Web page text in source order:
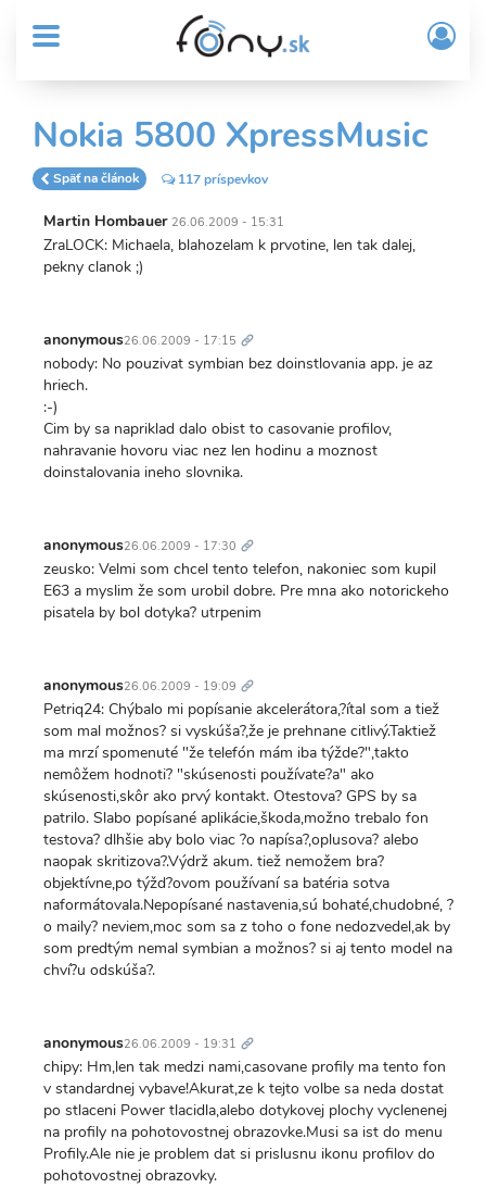
obsah
MENU
Sub
Header
menu
User
account
menu
/
Nokia 5800 XpressMusic
Späť na článok 117 príspevkov
Martin Hombauer 26.06.2009 - 15:31
ZraLOCK: Michaela, blahozelam k prvotine, len tak dalej,
pekny clanok ;)
anonymous26.06.2009 - 17:15 odkaz
nobody: No pouzivat symbian bez doinstlovania app. je az
hriech.
:-)
Cim by sa napriklad dalo obist to casovanie profilov,
nahravanie hovoru viac nez len hodinu a moznost
doinstalovania ineho slovnika.
anonymous26.06.2009 - 17:30 odkaz
zeusko: Velmi som chcel tento telefon, nakoniec som kupil
E63 a myslim že som urobil dobre. Pre mna ako notorickeho
pisatela by bol dotyka? utrpenim
anonymous26.06.2009 - 19:09 odkaz
Petriq24: Chýbalo mi popísanie akcelerátora,?ítal som a tiež
som mal možnos? si vyskúša?,že je prehnane citlivý.Taktiež
ma mrzí spomenuté "že telefón mám iba týžde?",takto
nemôžem hodnoti? "skúsenosti používate?a" ako
skúsenosti,skôr ako prvý kontakt. Otestova? GPS by sa
patrilo. Slabo popísané aplikácie,škoda,možno trebalo fon
testova? dlhšie aby bolo viac ?o napísa?,oplusova? alebo
naopak skritizova?.Výdrž akum. tiež nemožem bra?
objektívne,po týžd?ovom používaní sa batéria sotva
naformátovala.Nepopísané nastavenia,sú bohaté,chudobné, ?
o maily? neviem,moc som sa z toho o fone nedozvedel,ak by
som predtým nemal symbian a možnos? si aj tento model na
chví?u odskúša?.
anonymous26.06.2009 - 19:31 odkaz
chipy: Hm,len tak medzi nami,casovane profily ma tento fon
v standardnej vybave!Akurat,ze k tejto volbe sa neda dostat
po stlaceni Power tlacidla,alebo dotykovej plochy vyclenenej
na profily na pohotovostnej obrazovke.Musi sa ist do menu
Profily.Ale nie je problem dat si prislusnu ikonu profilov do
pohotovostnej obrazovky.